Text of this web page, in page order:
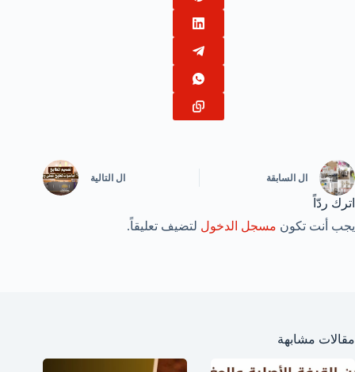
ال السابقة ال التالية
اترك ردّاً
يجب أنت تكون مسجل الدخول لتضيف تعليقاً.
مقالات مشابهة